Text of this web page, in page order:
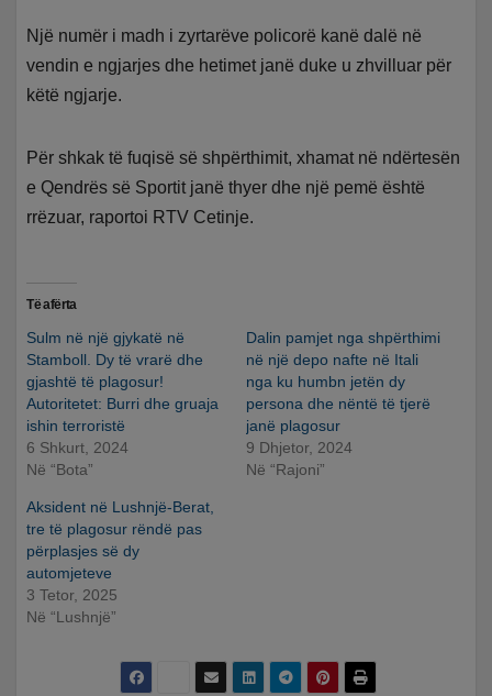
Një numër i madh i zyrtarëve policorë kanë dalë në
vendin e ngjarjes dhe hetimet janë duke u zhvilluar për
këtë ngjarje.
Për shkak të fuqisë së shpërthimit, xhamat në ndërtesën
e Qendrës së Sportit janë thyer dhe një pemë është
rrëzuar, raportoi RTV Cetinje.
Të afërta
Sulm në një gjykatë në
Stamboll. Dy të vrarë dhe
gjashtë të plagosur!
Autoritetet: Burri dhe gruaja
ishin terroristë
6 Shkurt, 2024
Në “Bota”
Dalin pamjet nga shpërthimi
në një depo nafte në Itali
nga ku humbn jetën dy
persona dhe nëntë të tjerë
janë plagosur
9 Dhjetor, 2024
Në “Rajoni”
Aksident në Lushnjë-Berat,
tre të plagosur rëndë pas
përplasjes së dy
automjeteve
3 Tetor, 2025
Në “Lushnjë”